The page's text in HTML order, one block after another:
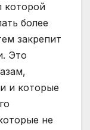
которой
более
закрепит
Это
и которые
не